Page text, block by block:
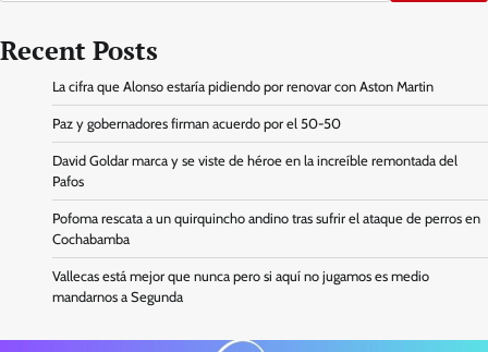
Recent Posts
La cifra que Alonso estaría pidiendo por renovar con Aston Martin
Paz y gobernadores firman acuerdo por el 50-50
David Goldar marca y se viste de héroe en la increíble remontada del
Pafos
Pofoma rescata a un quirquincho andino tras sufrir el ataque de perros en
Cochabamba
Vallecas está mejor que nunca pero si aquí no jugamos es medio
mandarnos a Segunda